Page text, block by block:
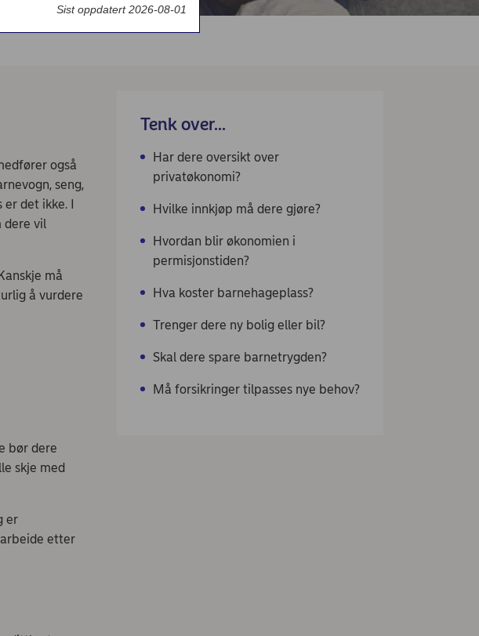
også
seng,
det ikke. I
dere vil
må
å vurdere
bør dere
skje med
er
etter
Tenk over...
Har dere oversikt over
privatøkonomi?
Hvilke innkjøp må dere gjøre?
Hvordan blir økonomien i
permisjonstiden?
Hva koster barnehageplass?
Trenger dere ny bolig eller bil?
Skal dere spare barnetrygden?
Må forsikringer tilpasses nye behov?
Sist oppdatert 2026-08-01